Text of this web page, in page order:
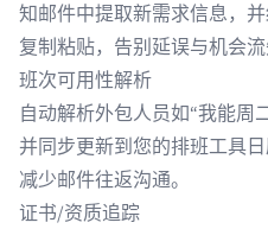
知邮件中提取新需求信息，
复制粘贴，告别延误与机会流
班次可用性解析
自动解析外包人员如“我能周
并同步更新到您的排班工具
减少邮件往返沟通。
证书/资质追踪